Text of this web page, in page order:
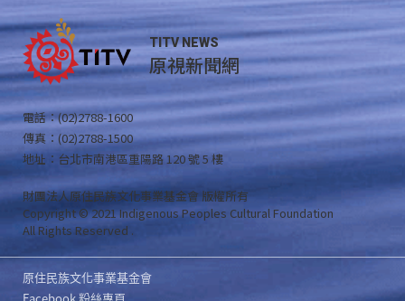
TITV NEWS
原視新聞網
電話：(02)2788-1600
傳真：(02)2788-1500
地址：台北市南港區重陽路 120 號 5 樓
財團法人原住民族文化事業基金會 版權所有
Copyright © 2021 Indigenous Peoples Cultural Foundation
All Rights Reserved .
原住民族文化事業基金會